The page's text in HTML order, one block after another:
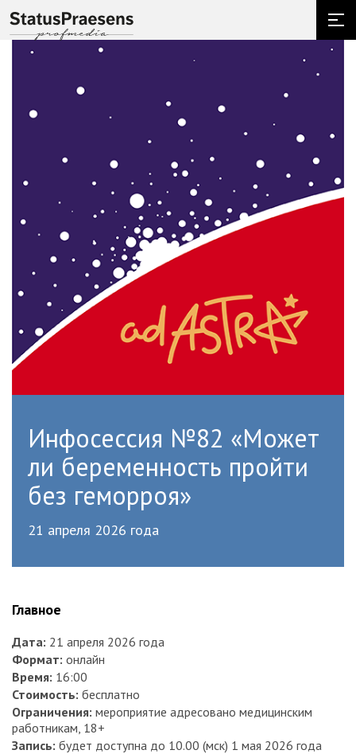
Инфосессия №82 «Может
ли беременность пройти
без геморроя»
21 апреля 2026 года
Главное
Дата: 21 апреля 2026 года
Формат: онлайн
Время: 16:00
Стоимость: бесплатно
Ограничения: мероприятие адресовано медицинским
работникам, 18+
Запись: будет доступна до 10.00 (мск) 1 мая 2026 года